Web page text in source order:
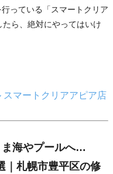
っている「スマートクリア
ら、絶対にやってはいけ
スマートクリアアピア店
ま海やプールへ…
｜札幌市豊平区の修